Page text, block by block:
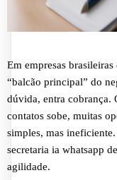
Em empresas
“balcão principal” do
dúvida, entra cobrança.
contatos sobe, muitas
simples, mas
secretaria ia whatsapp
agilidade.